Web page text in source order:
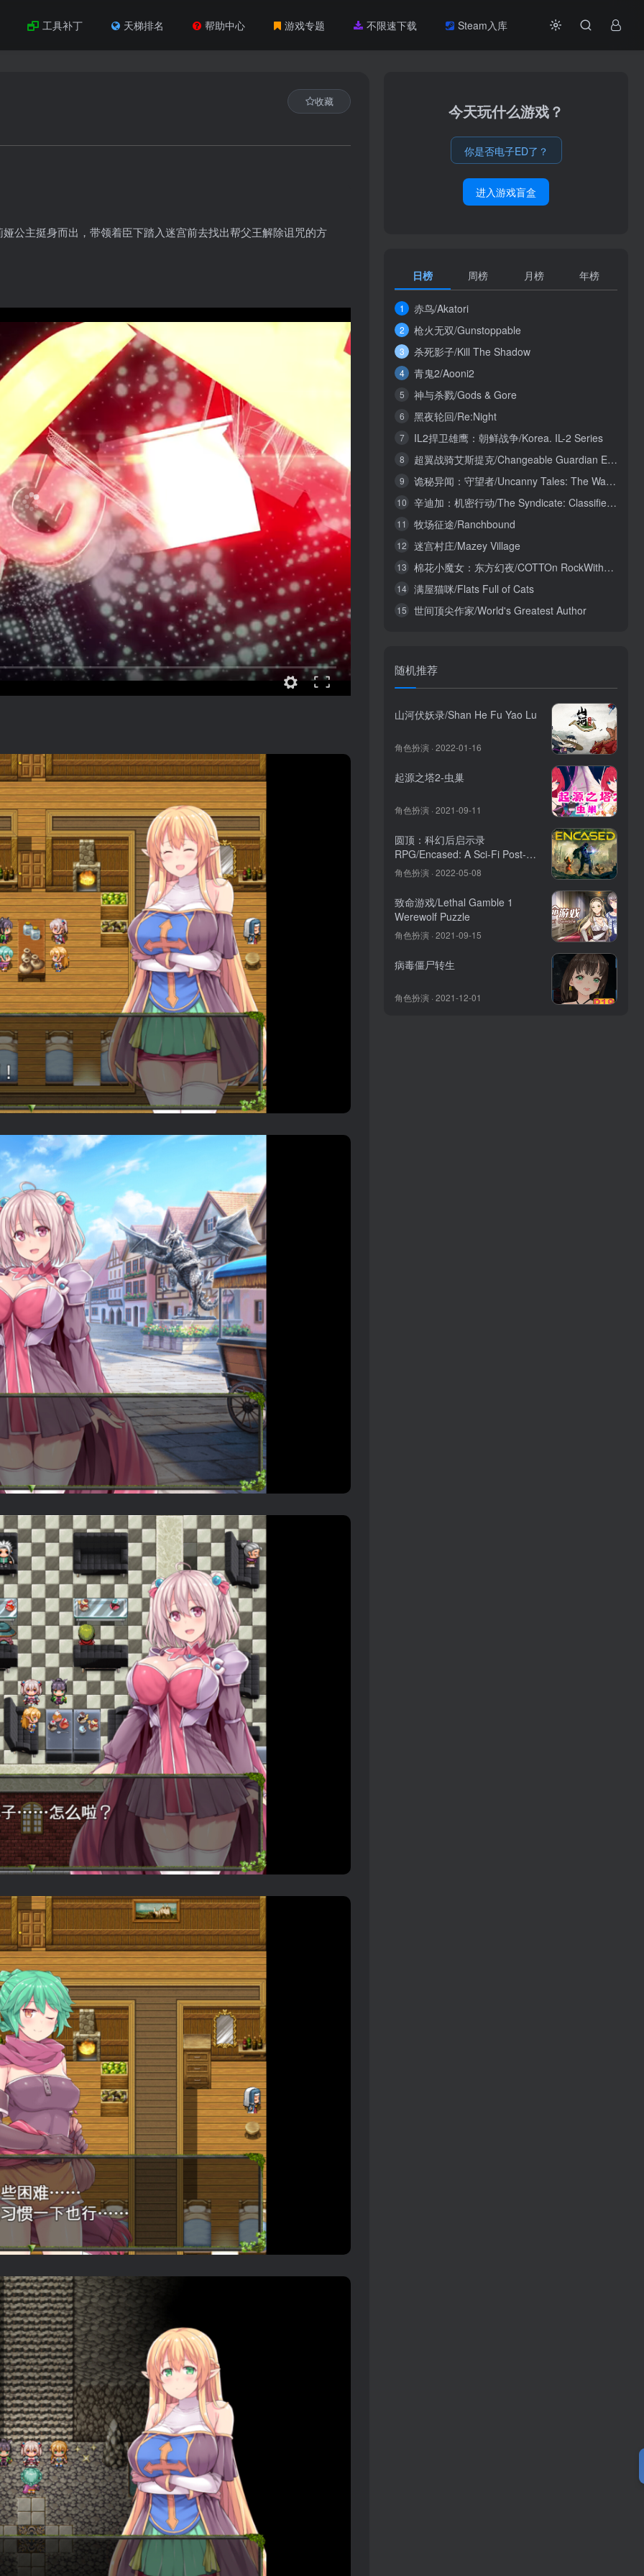
工具补丁 天梯排名 帮助中心 游戏专题 不限速下载 Steam入库
收藏
公主挺身而出，带领着臣下踏入迷宫前去找出帮父王解除诅咒的方
今天玩什么游戏？
你是否电子ED了？
进入游戏盲盒
日榜 周榜 月榜 年榜
1 赤鸟/Akatori
2 枪火无双/Gunstoppable
3 杀死影子/Kill The Shadow
4 青鬼2/Aooni2
5 神与杀戮/Gods & Gore
6 黑夜轮回/Re:Night
7 IL2捍卫雄鹰：朝鲜战争/Korea. IL-2 Series
8 超翼战骑艾斯提克/Changeable Guardian ESTIQUE
9 诡秘异闻：守望者/Uncanny Tales: The Watcher
10 辛迪加：机密行动/The Syndicate: Classified Operations
11 牧场征途/Ranchbound
12 迷宫村庄/Mazey Village
13 棉花小魔女：东方幻夜/COTTOn RockWithYou -ORIENTAL NIGHT DREAMS-
14 满屋猫咪/Flats Full of Cats
15 世间顶尖作家/World's Greatest Author
随机推荐
山河伏妖录/Shan He Fu Yao Lu
角色扮演 · 2022-01-16
起源之塔2-虫巢
角色扮演 · 2021-09-11
圆顶：科幻后启示录
RPG/Encased: A Sci-Fi Post-
Apocalyptic RPG
角色扮演 · 2022-05-08
致命游戏/Lethal Gamble 1
Werewolf Puzzle
角色扮演 · 2021-09-15
病毒僵尸转生
角色扮演 · 2021-12-01